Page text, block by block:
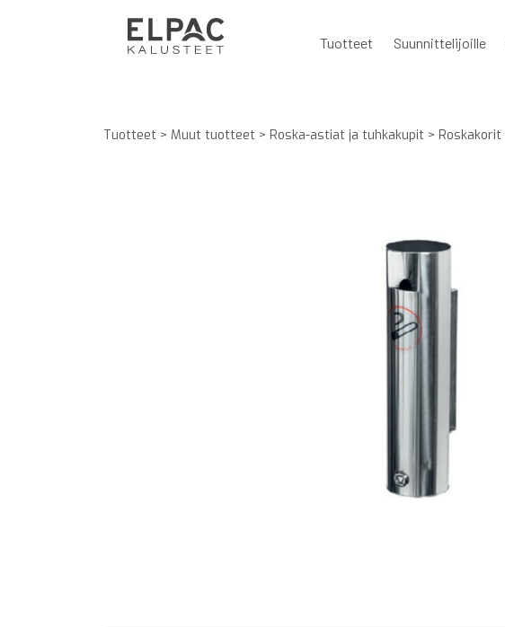
Tuotteet Suunnittelijoille
Tuotteet > Muut tuotteet > Roska-astiat ja tuhkakupit > Roskakorit